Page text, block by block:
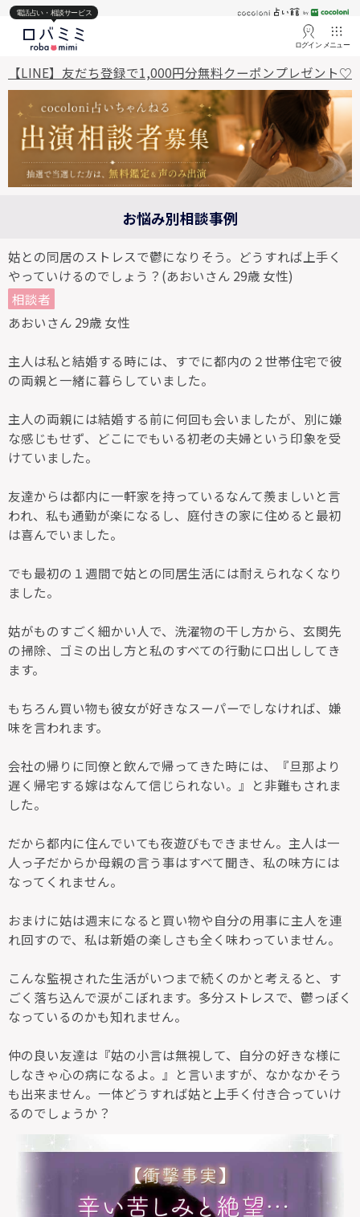
電話占い・相談サービス
ログイン メニュー
【LINE】友だち登録で1,000円分無料クーポンプレゼント♡
お悩み別相談事例
姑との同居のストレスで鬱になりそう。どうすれば上手く
やっていけるのでしょう？(あおいさん 29歳 女性)
相談者
あおいさん 29歳 女性
主人は私と結婚する時には、すでに都内の２世帯住宅で彼
の両親と一緒に暮らしていました。
主人の両親には結婚する前に何回も会いましたが、別に嫌
な感じもせず、どこにでもいる初老の夫婦という印象を受
けていました。
友達からは都内に一軒家を持っているなんて羨ましいと言
われ、私も通勤が楽になるし、庭付きの家に住めると最初
は喜んでいました。
でも最初の１週間で姑との同居生活には耐えられなくなり
ました。
姑がものすごく細かい人で、洗濯物の干し方から、玄関先
の掃除、ゴミの出し方と私のすべての行動に口出ししてき
ます。
もちろん買い物も彼女が好きなスーパーでしなければ、嫌
味を言われます。
会社の帰りに同僚と飲んで帰ってきた時には、『旦那より
遅く帰宅する嫁はなんて信じられない。』と非難もされま
した。
だから都内に住んでいても夜遊びもできません。主人は一
人っ子だからか母親の言う事はすべて聞き、私の味方には
なってくれません。
おまけに姑は週末になると買い物や自分の用事に主人を連
れ回すので、私は新婚の楽しさも全く味わっていません。
こんな監視された生活がいつまで続くのかと考えると、す
ごく落ち込んで涙がこぼれます。多分ストレスで、鬱っぽく
なっているのかも知れません。
仲の良い友達は『姑の小言は無視して、自分の好きな様に
しなきゃ心の病になるよ。』と言いますが、なかなかそう
も出来ません。一体どうすれば姑と上手く付き合っていけ
るのでしょうか？